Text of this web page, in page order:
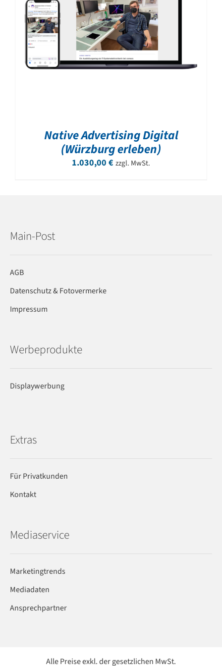
Native Advertising Digital
(Würzburg erleben)
1.030,00 € zzgl. MwSt.
Main-Post
AGB
Datenschutz & Fotovermerke
Impressum
Werbeprodukte
Displaywerbung
Extras
Für Privatkunden
Kontakt
Mediaservice
Marketingtrends
Mediadaten
Ansprechpartner
Alle Preise exkl. der gesetzlichen MwSt.